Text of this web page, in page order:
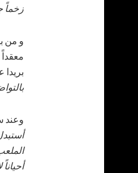
زخماً
و من
وعند